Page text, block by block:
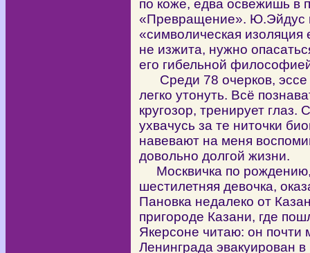
по коже, едва освежишь в
«Превращение». Ю.Эйдус
«символическая
не изжита, нужно
его гибельной
Среди 78 очерков, эссе
легко утонуть. Всё
кругозор, тренирует
ухвачусь за те ниточки
навевают на меня
довольно долгой жизни.
Москвичка по рождению,
шестилетняя девочка,
Пановка недалеко от
пригороде Казани, где
Якерсоне читаю: он почти
Ленинграда эвакуирован